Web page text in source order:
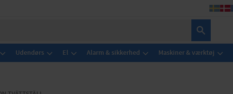
Udendørs El Alarm & sikkerhed Maskiner & værktøj